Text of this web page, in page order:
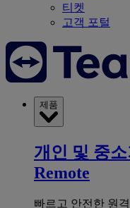
티켓
고객 포털
제품
개인 및 중소
Remote
빠르고 안전한 원